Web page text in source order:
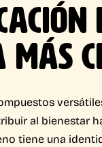
al bienestar
tiene una